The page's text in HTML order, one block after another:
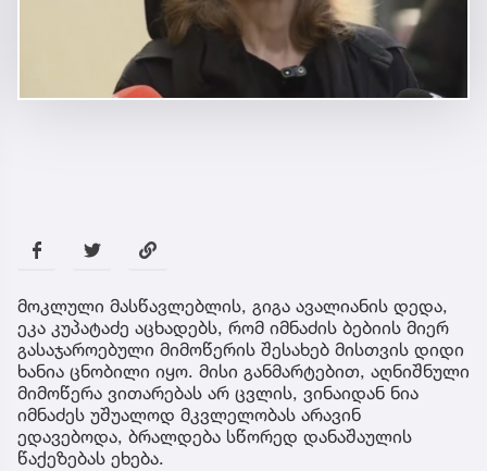
მოკლული მასწავლებლის, გიგა ავალიანის დედა,
ეკა კუპატაძე აცხადებს, რომ იმნაძის ბებიის მიერ
გასაჯაროებული მიმოწერის შესახებ მისთვის დიდი
ხანია ცნობილი იყო. მისი განმარტებით, აღნიშნული
მიმოწერა ვითარებას არ ცვლის, ვინაიდან ნია
იმნაძეს უშუალოდ მკვლელობას არავინ
ედავებოდა, ბრალდება სწორედ დანაშაულის
წაქეზებას ეხება.